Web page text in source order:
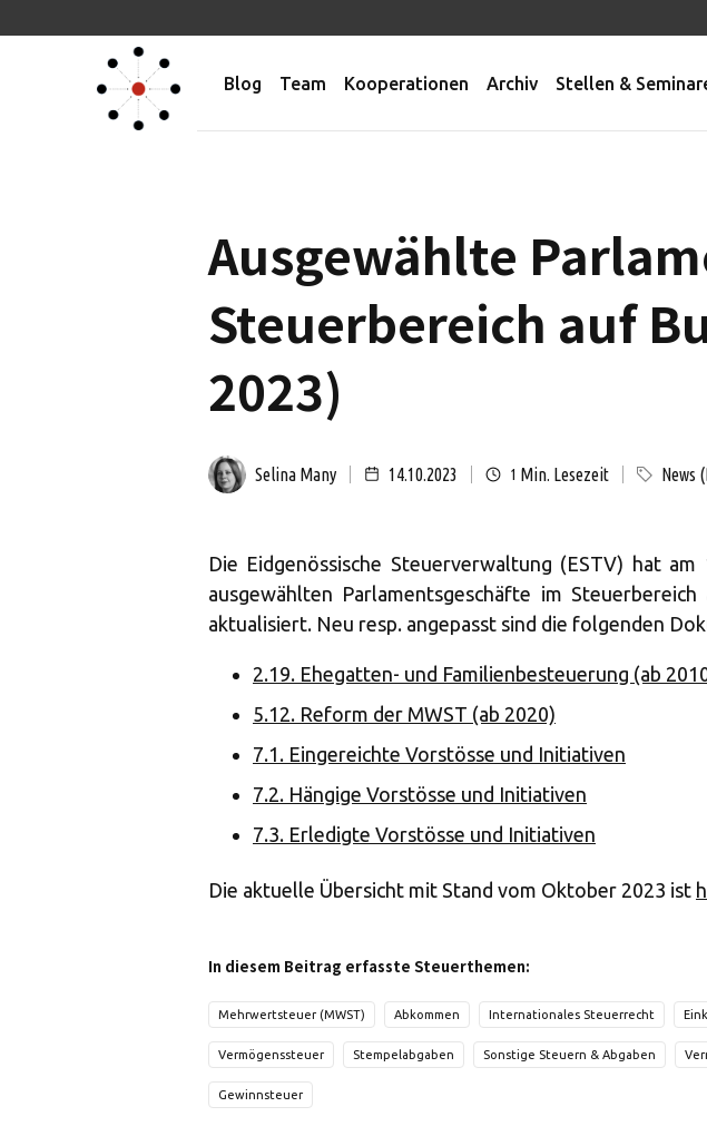
Blog Team Kooperationen Archiv Stellen &
Ausgewählte
Steuerbereich auf
2023)
Selina Many 14.10.2023 1 Min. Lesezeit News
Die Eidgenössische Steuerverwaltung (ESTV) hat
ausgewählten Parlamentsgeschäfte im
aktualisiert. Neu resp. angepasst sind die folgenden
2.19. Ehegatten- und Familienbesteuerung (ab
5.12. Reform der MWST (ab 2020)
7.1. Eingereichte Vorstösse und Initiativen
7.2. Hängige Vorstösse und Initiativen
7.3. Erledigte Vorstösse und Initiativen
Die aktuelle Übersicht mit Stand vom Oktober 2023 ist
In diesem Beitrag erfasste Steuerthemen:
Mehrwertsteuer (MWST) Abkommen Internationales Steuerrecht
Vermögenssteuer Stempelabgaben Sonstige Steuern & Abgaben
Gewinnsteuer